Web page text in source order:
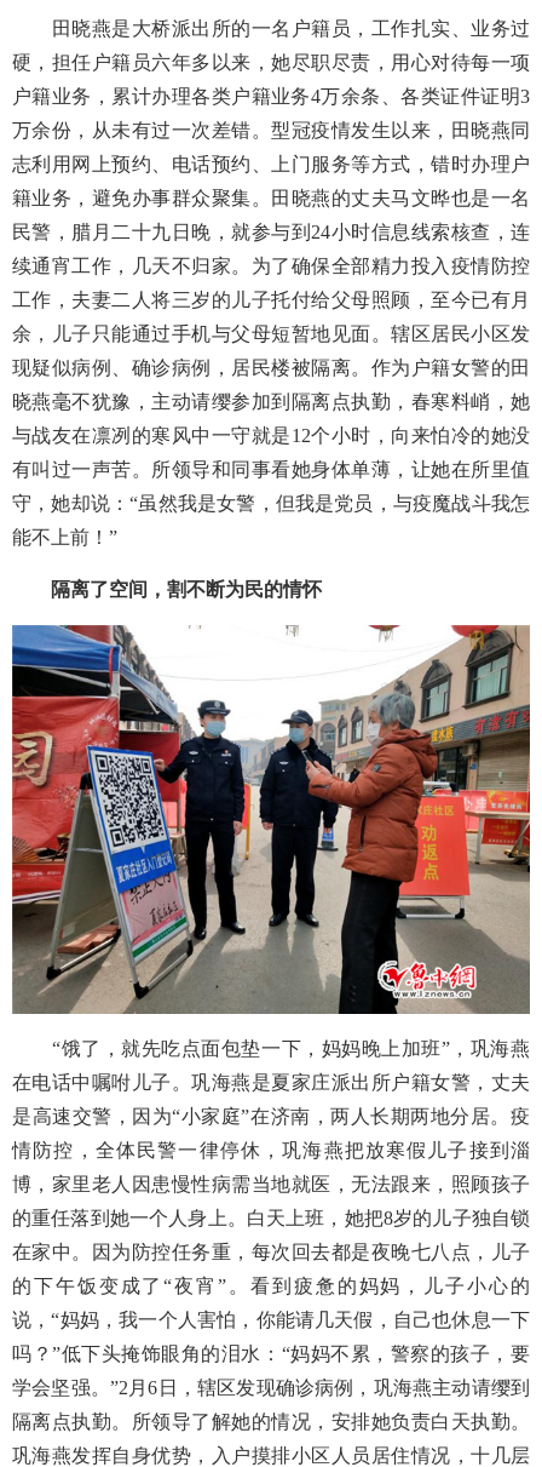
田晓燕是大桥派出所的一名户籍员，工作扎实、业务过
硬，担任户籍员六年多以来，她尽职尽责，用心对待每一项
户籍业务，累计办理各类户籍业务4万余条、各类证件证明3
万余份，从未有过一次差错。型冠疫情发生以来，田晓燕同
志利用网上预约、电话预约、上门服务等方式，错时办理户
籍业务，避免办事群众聚集。田晓燕的丈夫马文晔也是一名
民警，腊月二十九日晚，就参与到24小时信息线索核查，连
续通宵工作，几天不归家。为了确保全部精力投入疫情防控
工作，夫妻二人将三岁的儿子托付给父母照顾，至今已有月
余，儿子只能通过手机与父母短暂地见面。辖区居民小区发
现疑似病例、确诊病例，居民楼被隔离。作为户籍女警的田
晓燕毫不犹豫，主动请缨参加到隔离点执勤，春寒料峭，她
与战友在凛冽的寒风中一守就是12个小时，向来怕冷的她没
有叫过一声苦。所领导和同事看她身体单薄，让她在所里值
守，她却说：“虽然我是女警，但我是党员，与疫魔战斗我怎
能不上前！”
隔离了空间，割不断为民的情怀
“饿了，就先吃点面包垫一下，妈妈晚上加班”，巩海燕
在电话中嘱咐儿子。巩海燕是夏家庄派出所户籍女警，丈夫
是高速交警，因为“小家庭”在济南，两人长期两地分居。疫
情防控，全体民警一律停休，巩海燕把放寒假儿子接到淄
博，家里老人因患慢性病需当地就医，无法跟来，照顾孩子
的重任落到她一个人身上。白天上班，她把8岁的儿子独自锁
在家中。因为防控任务重，每次回去都是夜晚七八点，儿子
的下午饭变成了“夜宵”。看到疲惫的妈妈，儿子小心的
说，“妈妈，我一个人害怕，你能请几天假，自己也休息一下
吗？”低下头掩饰眼角的泪水：“妈妈不累，警察的孩子，要
学会坚强。”2月6日，辖区发现确诊病例，巩海燕主动请缨到
隔离点执勤。所领导了解她的情况，安排她负责白天执勤。
巩海燕发挥自身优势，入户摸排小区人员居住情况，十几层